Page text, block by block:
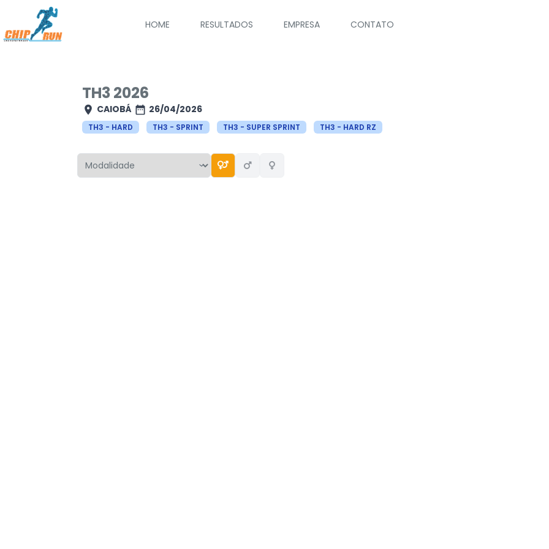
conteúdo
HOME RESULTADOS EMPRESA CONTATO
TH3 2026
CAIOBÁ 26/04/2026
TH3 - HARD TH3 - SPRINT TH3 - SUPER SPRINT TH3 - HARD RZ